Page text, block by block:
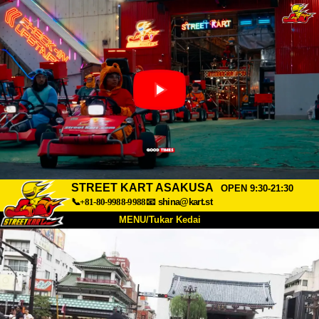
STREET KART ASAKUSA
OPEN 9:30-21:30
📞+81-80-9988-9988📧 shina@kart.st
MENU/Tukar Kedai
Tentang Spesifikasi Harga
Akses Suara Soalan Lazim